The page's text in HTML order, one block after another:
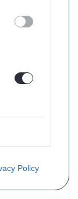
Policy
: F48 -